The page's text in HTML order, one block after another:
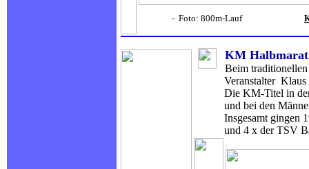
- Foto: 800m-Lauf
KM
Beim
Veranstalter Klaus
Die KM-Titel in der
und bei den
Insgesamt gingen 19
und 4 x der TSV